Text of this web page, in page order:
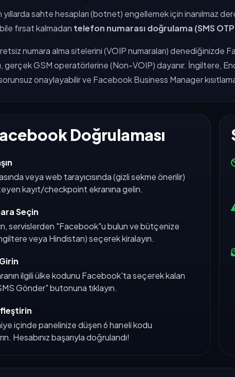
yıllarda sahte hesapları (botnet) engellemek için inanılmaz
fırsat kalmadan telefon numarası doğrulama (SMS
numara alma sitelerini (VOIP numaraları) denediğinizde
gerçek GSM operatörlerine (Non-VOIP) dayanır. İngiltere,
onaylayabilir ve Facebook Business Manager
Doğrulaması
veya web tarayıcısında (gizli sekme önerilir)
kayıt/checkpoint ekranına gelin.
Seçin
servislerden "Facebook"u bulun ve bütçenize
veya Hindistan) seçerek kiralayın.
ilgili ülke kodunu Facebook'ta seçerek kalan
Gönder" butonuna tıklayın.
içinde panelinize düşen 6 haneli kodu
Hesabınız başarıyla doğrulandı!